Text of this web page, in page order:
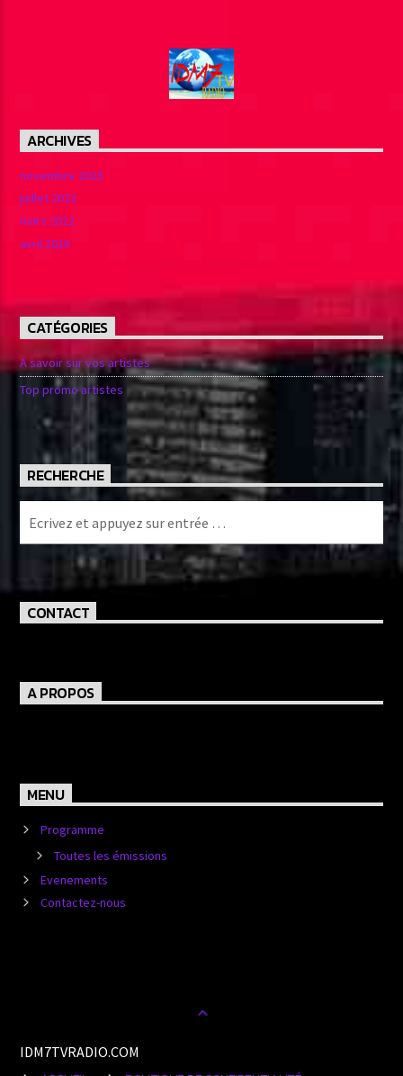
ARCHIVES
novembre 2025
juillet 2023
mars 2022
avril 2018
CATÉGORIES
A savoir sur vos artistes
Top promo artistes
RECHERCHE
CONTACT
A PROPOS
MENU
Programme
Toutes les émissions
Evenements
Contactez-nous
IDM7TVRADIO.COM